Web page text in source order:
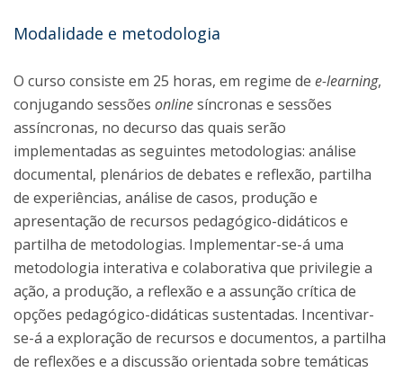
Modalidade e metodologia
O curso consiste em 25 horas, em regime de e-learning,
conjugando sessões onlinesíncronas e sessões
assíncronas, no decurso das quais serão
implementadas as seguintes metodologias: análise
documental, plenários de debates e reflexão, partilha
de experiências, análise de casos, produção e
apresentação de recursos pedagógico-didáticos e
partilha de metodologias. Implementar-se-á uma
metodologia interativa e colaborativa que privilegie a
ação, a produção, a reflexão e a assunção crítica de
opções pedagógico-didáticas sustentadas. Incentivar-
se-á a exploração de recursos e documentos, a partilha
de reflexões e a discussão orientada sobre temáticas